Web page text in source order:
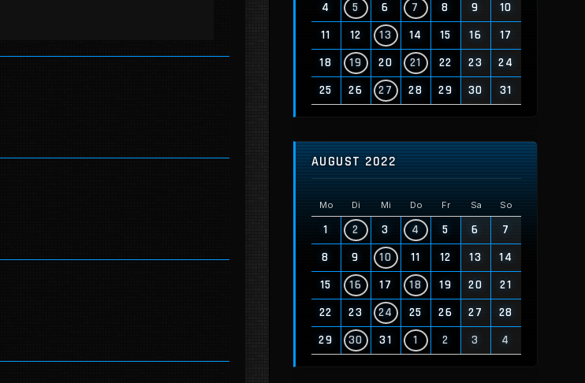
4
5 6 7 8 9
10
11
12 13 14 15 16
17
18
19 20 21 22 23
24
25
26 27 28 29 30 31
AUGUST 2022
Mo Di Mi Do Fr Sa So
1 2 3 4 5 6
7
8
9 10 11 12 13
14
15
16 17 18 19 20
21
22
23 24 25 26 27
28
29
30 31 1 2 3 4